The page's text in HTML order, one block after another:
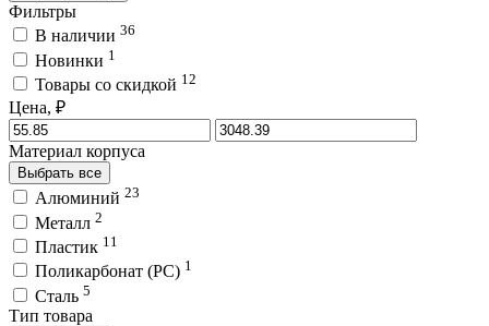
Фильтры
В наличии 36
Новинки 1
Товары со скидкой 12
Цена, ₽
Материал корпуса
Выбрать все
Алюминий 23
Металл 2
Пластик 11
Поликарбонат (PC) 1
Сталь 5
Тип товара